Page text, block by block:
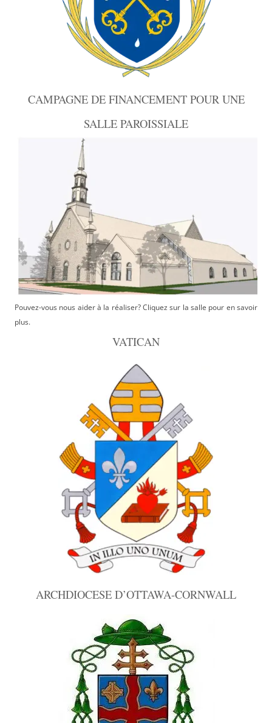
CAMPAGNE DE FINANCEMENT POUR UNE
SALLE PAROISSIALE
Pouvez-vous nous aider à la réaliser? Cliquez sur la salle pour en savoir
plus.
VATICAN
ARCHDIOCESE D’OTTAWA-CORNWALL